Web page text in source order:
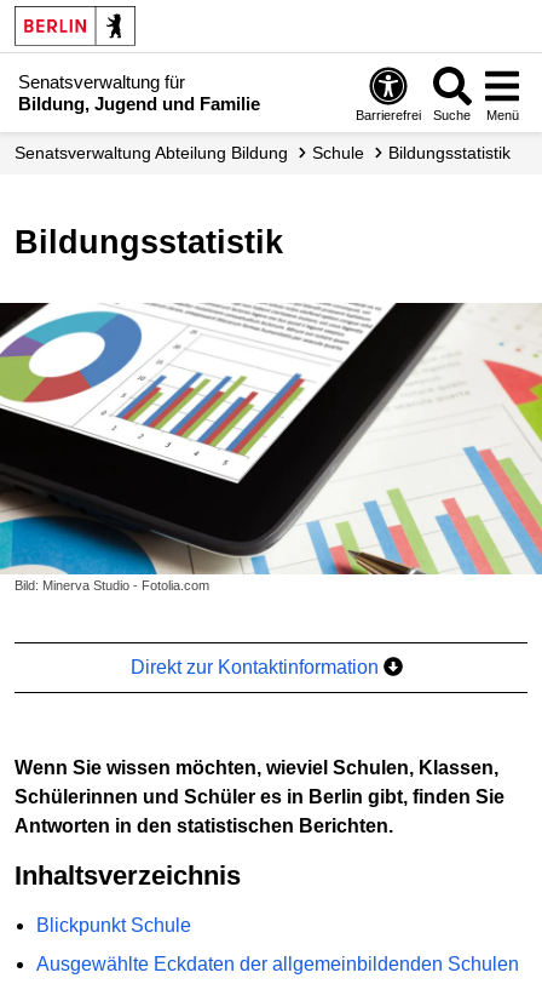
Senatsverwaltung für
Bildung, Jugend und Familie
Barrierefrei Suche Menü
Senats­verwaltung Abteilung Bildung Schule Bildungs­statistik
Bildungsstatistik
Bild: Minerva Studio - Fotolia.com
Direkt zur Kontaktinformation
Wenn Sie wissen möchten, wieviel Schulen, Klassen,
Schülerinnen und Schüler es in Berlin gibt, finden Sie
Antworten in den statistischen Berichten.
Inhaltsverzeichnis
Blickpunkt Schule
Ausgewählte Eckdaten der allgemeinbildenden Schulen